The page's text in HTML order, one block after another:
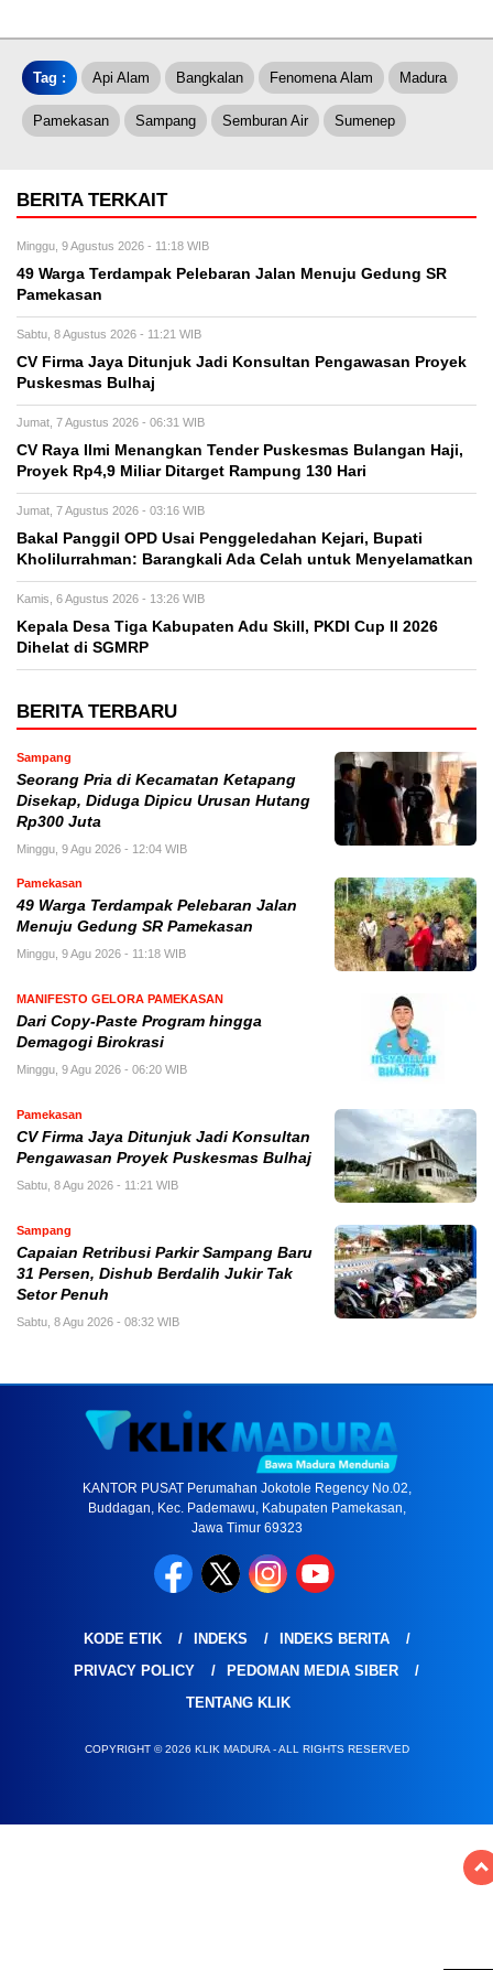
Tag : Api Alam Bangkalan Fenomena Alam Madura
Pamekasan Sampang Semburan Air Sumenep
BERITA TERKAIT
Minggu, 9 Agustus 2026 - 11:18 WIB
49 Warga Terdampak Pelebaran Jalan Menuju Gedung SR
Pamekasan
Sabtu, 8 Agustus 2026 - 11:21 WIB
CV Firma Jaya Ditunjuk Jadi Konsultan Pengawasan Proyek
Puskesmas Bulhaj
Jumat, 7 Agustus 2026 - 06:31 WIB
CV Raya Ilmi Menangkan Tender Puskesmas Bulangan Haji,
Proyek Rp4,9 Miliar Ditarget Rampung 130 Hari
Jumat, 7 Agustus 2026 - 03:16 WIB
Bakal Panggil OPD Usai Penggeledahan Kejari, Bupati
Kholilurrahman: Barangkali Ada Celah untuk Menyelamatkan
Kamis, 6 Agustus 2026 - 13:26 WIB
Kepala Desa Tiga Kabupaten Adu Skill, PKDI Cup II 2026
Dihelat di SGMRP
BERITA TERBARU
Sampang
Seorang Pria di Kecamatan Ketapang
Disekap, Diduga Dipicu Urusan Hutang
Rp300 Juta
Minggu, 9 Agu 2026 - 12:04 WIB
Pamekasan
49 Warga Terdampak Pelebaran Jalan
Menuju Gedung SR Pamekasan
Minggu, 9 Agu 2026 - 11:18 WIB
MANIFESTO GELORA PAMEKASAN
Dari Copy-Paste Program hingga
Demagogi Birokrasi
Minggu, 9 Agu 2026 - 06:20 WIB
Pamekasan
CV Firma Jaya Ditunjuk Jadi Konsultan
Pengawasan Proyek Puskesmas Bulhaj
Sabtu, 8 Agu 2026 - 11:21 WIB
Sampang
Capaian Retribusi Parkir Sampang Baru
31 Persen, Dishub Berdalih Jukir Tak
Setor Penuh
Sabtu, 8 Agu 2026 - 08:32 WIB
KANTOR PUSAT Perumahan Jokotole Regency No.02,
Buddagan, Kec. Pademawu, Kabupaten Pamekasan,
Jawa Timur 69323
KODE ETIK INDEKS
INDEKS BERITA
PRIVACY POLICY
PEDOMAN MEDIA SIBER
TENTANG KLIK
COPYRIGHT © 2026 KLIK MADURA - ALL RIGHTS RESERVED